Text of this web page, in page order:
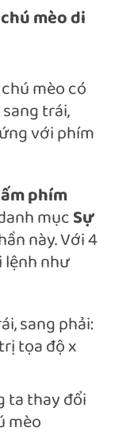
mèo di
mèo có
trái,
với phím
phím
mụcSự
này. Với 4
lệnh như
sang phải:
tọa độ x
ta thay đổi
mèo